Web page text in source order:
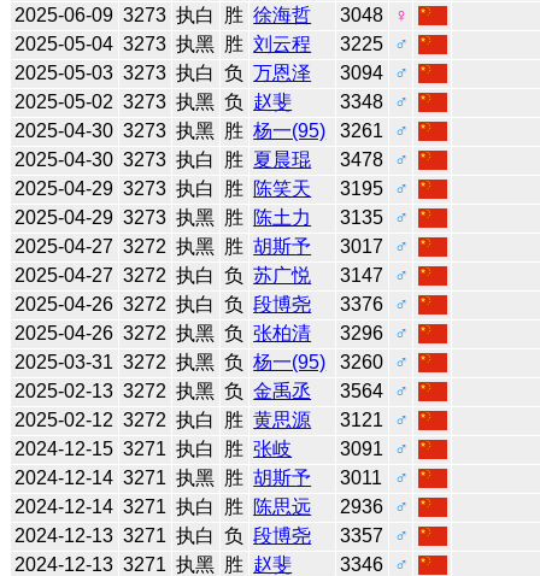
2025-06-09 3273 执白 胜 徐海哲 3048
♀
2025-05-04 3273 执黑 胜 刘云程 3225
♂
2025-05-03 3273 执白 负 万恩泽 3094
♂
2025-05-02 3273 执黑 负 赵斐 3348
♂
2025-04-30 3273 执黑 胜 杨一(95) 3261
♂
2025-04-30 3273 执白 胜 夏晨琨 3478
♂
2025-04-29 3273 执白 胜 陈笑天 3195
♂
2025-04-29 3273 执黑 胜 陈土力 3135
♂
2025-04-27 3272 执黑 胜 胡斯予 3017
♂
2025-04-27 3272 执白 负 苏广悦 3147
♂
2025-04-26 3272 执白 负 段博尧 3376
♂
2025-04-26 3272 执黑 负 张柏清 3296
♂
2025-03-31 3272 执黑 负 杨一(95) 3260
♂
2025-02-13 3272 执黑 负 金禹丞 3564
♂
2025-02-12 3272 执白 胜 黄思源 3121
♂
2024-12-15 3271 执白 胜 张岐 3091
♂
2024-12-14 3271 执黑 胜 胡斯予 3011
♂
2024-12-14 3271 执白 胜 陈思远 2936
♂
2024-12-13 3271 执白 负 段博尧 3357
♂
2024-12-13 3271 执黑 胜 赵斐 3346
♂